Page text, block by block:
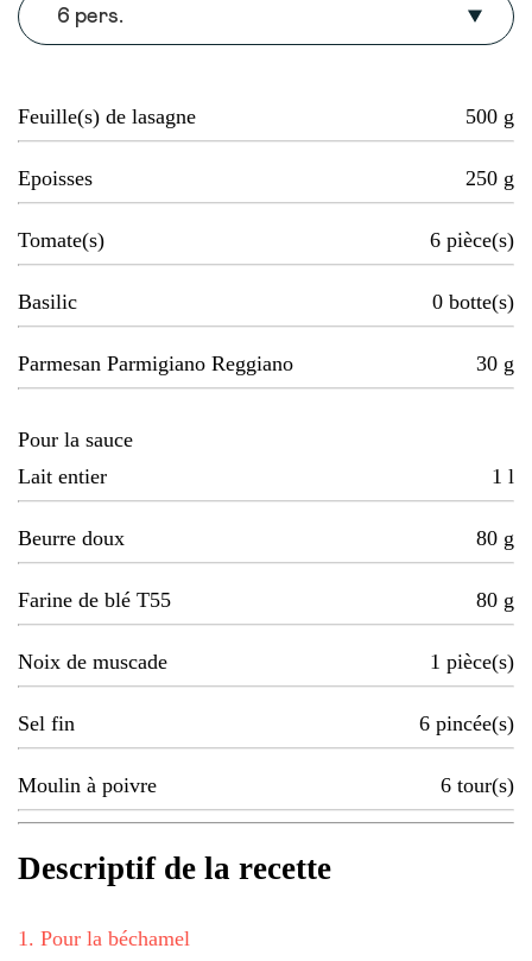
6 pers.
Feuille(s) de lasagne 500 g
Epoisses 250 g
Tomate(s) 6 pièce(s)
Basilic 0 botte(s)
Parmesan Parmigiano Reggiano 30 g
Pour la sauce
Lait entier
1 l
Beurre doux 80 g
Farine de blé T55 80 g
Noix de muscade 1 pièce(s)
Sel fin 6 pincée(s)
Moulin à poivre 6 tour(s)
Descriptif de la recette
1 . Pour la béchamel